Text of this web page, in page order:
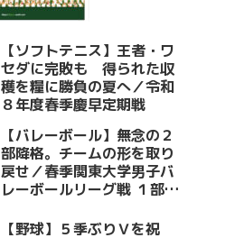
【ソフトテニス】王者・ワ
セダに完敗も 得られた収
穫を糧に勝負の夏へ／令和
８年度春季慶早定期戦
【バレーボール】無念の２
部降格。チームの形を取り
戻せ／春季関東大学男子バ
レーボールリーグ戦 １部・
【野球】５季ぶりＶを祝